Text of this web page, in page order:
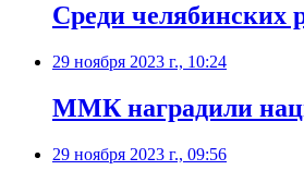
Среди челябинских
29 ноября 2023 г., 10:24
ММК наградили
29 ноября 2023 г., 09:56